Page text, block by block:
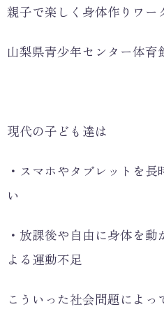
親子で楽しく身体作りワー
山梨県青少年センター体
現代の子ども達は
・スマホやタブレットを
い
・放課後や自由に身体を
よる運動不足
こういった社会問題によっ